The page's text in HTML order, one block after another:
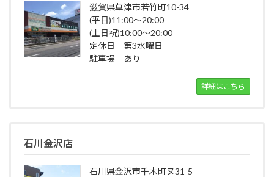
滋賀県草津市若竹町10-34
(平日)11:00～20:00
(土日祝)10:00～20:00
定休日 第3水曜日
駐車場 あり
詳細はこちら
石川金沢店
石川県金沢市千木町ヌ31-5